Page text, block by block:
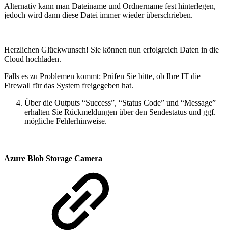
Alternativ kann man Dateiname und Ordnername fest hinterlegen,
jedoch wird dann diese Datei immer wieder überschrieben.
Herzlichen Glückwunsch! Sie können nun erfolgreich Daten in die
Cloud hochladen.
Falls es zu Problemen kommt: Prüfen Sie bitte, ob Ihre IT die
Firewall für das System freigegeben hat.
Über die Outputs “Success”, “Status Code” und “Message”
erhalten Sie Rückmeldungen über den Sendestatus und ggf.
mögliche Fehlerhinweise.
Azure Blob Storage Camera